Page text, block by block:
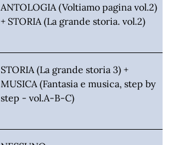
ANTOLOGIA (Voltiamo pagina vol.2)
+ STORIA (La grande storia. vol.2)
STORIA (La grande storia 3) +
MUSICA (Fantasia e musica, step by
step - vol.A-B-C)